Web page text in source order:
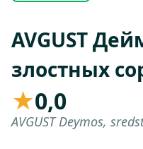
AVGUST
злостных
★0,0
AVGUST Deymos,